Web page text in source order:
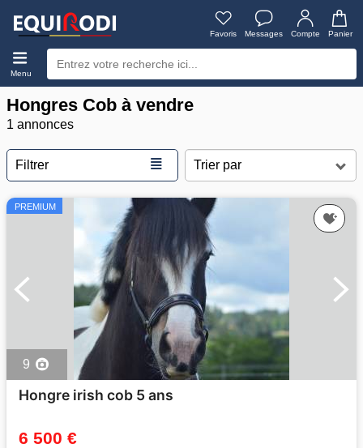
Favoris Messages Compte Panier
Menu
Hongres Cob à vendre
1 annonces
Filtrer ≣
PREMIUM
9
Hongre irish cob 5 ans
6 500 €